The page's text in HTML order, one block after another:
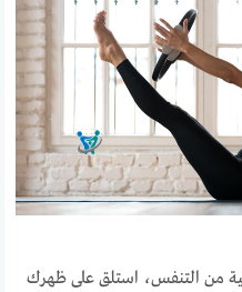
المجموع لـ 100 ثانية من التنفس، استلق على ظهرك